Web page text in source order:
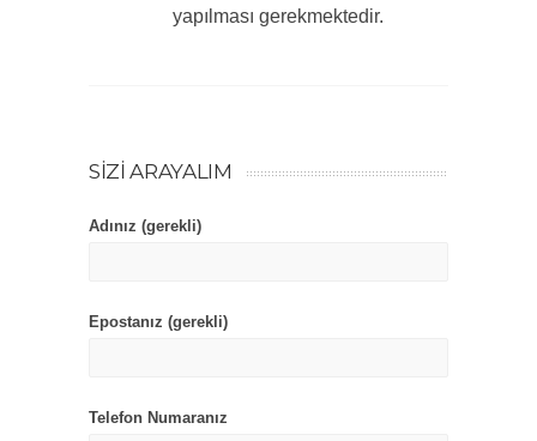
yapılması gerekmektedir.
SIZI ARAYALIM
Adınız (gerekli)
Epostanız (gerekli)
Telefon Numaranız